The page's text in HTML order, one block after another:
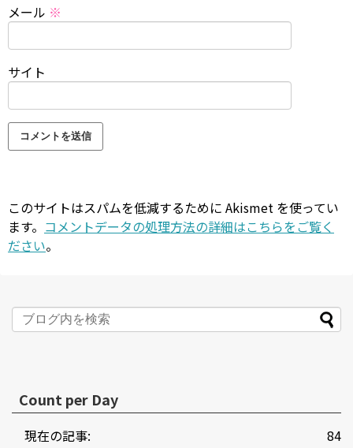
メール ※
サイト
このサイトはスパムを低減するために Akismet を使ってい
ます。 コメントデータの処理方法の詳細はこちらをご覧く
ださい。
Count per Day
84
現在の記事: